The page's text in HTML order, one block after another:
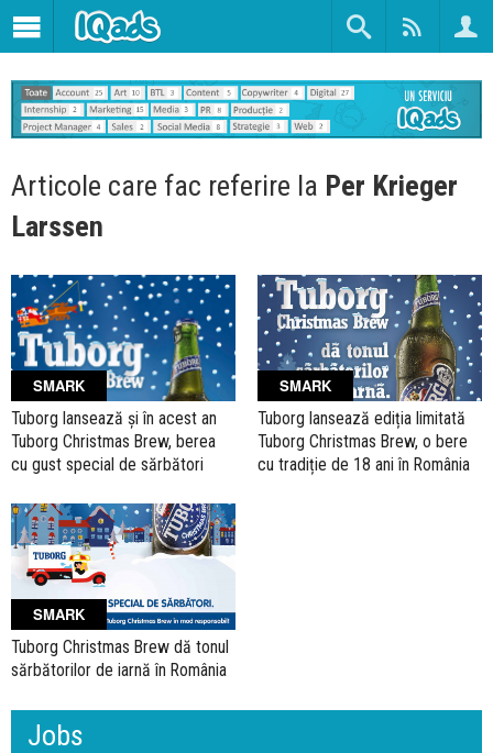
Articole care fac referire la Per Krieger
Larssen
SMARK
Tuborg lansează și în acest an
Tuborg Christmas Brew, berea
cu gust special de sărbători
SMARK
Tuborg lansează ediția limitată
Tuborg Christmas Brew, o bere
cu tradiție de 18 ani în România
SMARK
Tuborg Christmas Brew dă tonul
sărbătorilor de iarnă în România
Jobs